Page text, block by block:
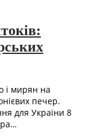
і мирян на
печер.
для України 8